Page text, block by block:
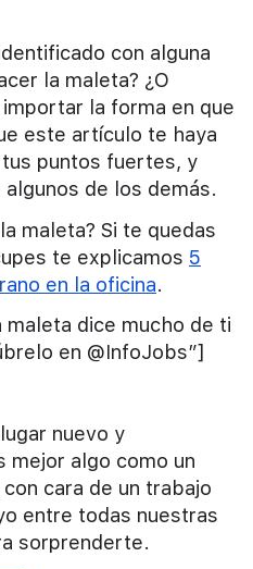
con alguna
la maleta? ¿O
la forma en que
este artículo te haya
puntos fuertes, y
de los demás.
maleta? Si te quedas
te explicamos 5
en la oficina.
maleta dice mucho de ti
en @InfoJobs”]
nuevo y
mejor algo como un
cara de un trabajo
entre todas nuestras
sorprenderte.